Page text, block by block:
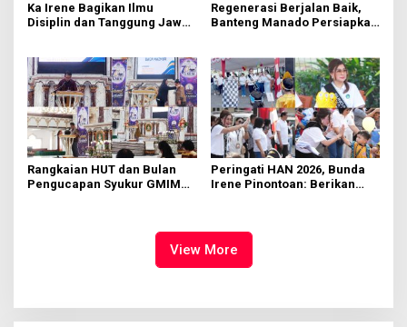
Ka Irene Bagikan Ilmu
Disiplin dan Tanggung Jawab
Regenerasi Berjalan Baik,
Banteng Manado Persiapkan
Rangkaian HUT dan Bulan
Pengucapan Syukur GMIM
Peringati HAN 2026, Bunda
Irene Pinontoan: Berikan
View More